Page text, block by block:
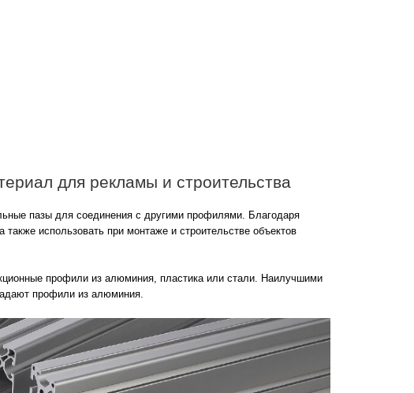
для рекламы и строительства
пазы для соединения с другими профилями. Благодаря
использовать при монтаже и строительстве объектов
профили из алюминия, пластика или стали. Наилучшими
профили из алюминия.